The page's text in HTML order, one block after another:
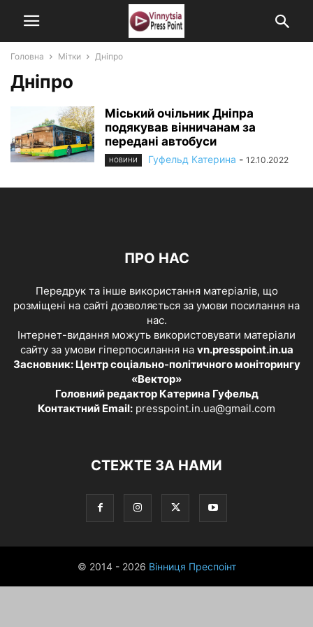
Головна Мітки Дніпро
Дніпро
Міський очільник Дніпра
подякував вінничанам за
передані автобуси
НОВИНИ Гуфельд Катерина - 12.10.2022
ПРО НАС
Передрук та інше використання матеріалів, що
розміщені на сайті дозволяється за умови посилання на
нас.
Інтернет-видання можуть використовувати матеріали
сайту за умови гіперпосилання на vn.presspoint.in.ua
Засновник: Центр соціально-політичного моніторингу
«Вектор»
Головний редактор Катерина Гуфельд
Контактний Email: presspoint.in.ua@gmail.com
СТЕЖТЕ ЗА НАМИ
© 2014 - 2026 Вінниця Преспоінт